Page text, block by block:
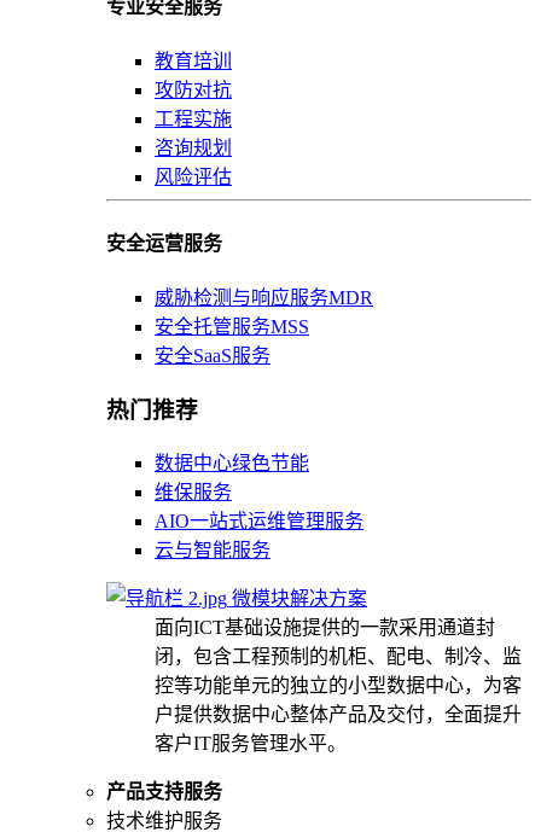
专业安全服务
教育培训
攻防对抗
工程实施
咨询规划
风险评估
安全运营服务
威胁检测与响应服务MDR
安全托管服务MSS
安全SaaS服务
热门推荐
数据中心绿色节能
维保服务
AIO一站式运维管理服务
云与智能服务
微模块解决方案
面向ICT基础设施提供的一款采用通道封
闭，包含工程预制的机柜、配电、制冷、监
控等功能单元的独立的小型数据中心，为客
户提供数据中心整体产品及交付，全面提升
客户IT服务管理水平。
产品支持服务
技术维护服务